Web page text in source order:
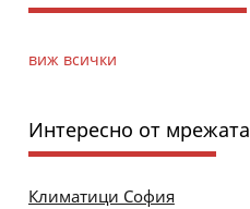
виж всички
Интересно от мрежата
Климатици София